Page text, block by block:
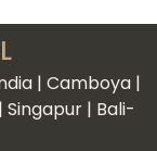
| Camboya |
| Bali-